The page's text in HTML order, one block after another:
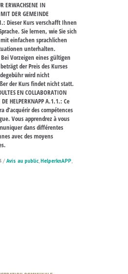
ERWACHSENE IN
DER GEMEINDE
Dieser Kurs verschafft Ihnen
Sie lernen, wie Sie sich
einfachen sprachlichen
unterhalten.
Vorzeigen eines gültigen
der Preis des Kurses
wird nicht
der Kurs findet nicht statt.
EN COLLABORATION
HELPERKNAPP A.1.1.: Ce
d’acquérir des compétences
Vous apprendrez à vous
dans différentes
avec des moyens
/ Avis au public,HelperknAPP,